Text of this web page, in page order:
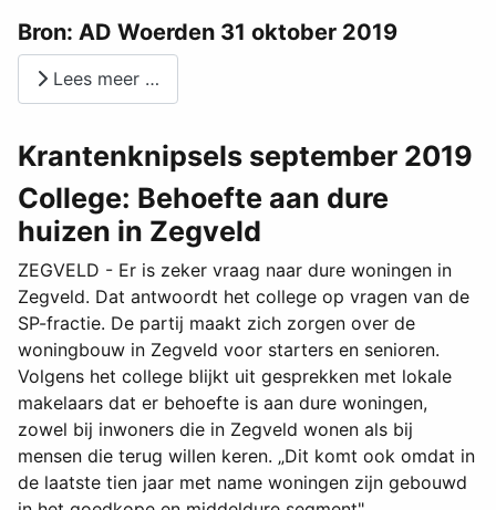
Bron: AD Woerden 31 oktober 2019
Lees meer …
Krantenknipsels september 2019
College: Behoefte aan dure
huizen in Zegveld
ZEGVELD - Er is zeker vraag naar dure woningen in
Zegveld. Dat antwoordt het college op vragen van de
SP-fractie. De partij maakt zich zorgen over de
woningbouw in Zegveld voor starters en senioren.
Volgens het college blijkt uit gesprekken met lokale
makelaars dat er behoefte is aan dure woningen,
zowel bij inwoners die in Zegveld wonen als bij
mensen die terug willen keren. „Dit komt ook omdat in
de laatste tien jaar met name woningen zijn gebouwd